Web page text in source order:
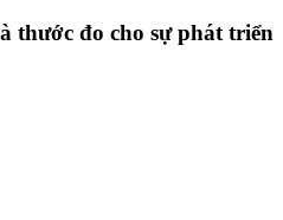
thước đo cho sự phát triển